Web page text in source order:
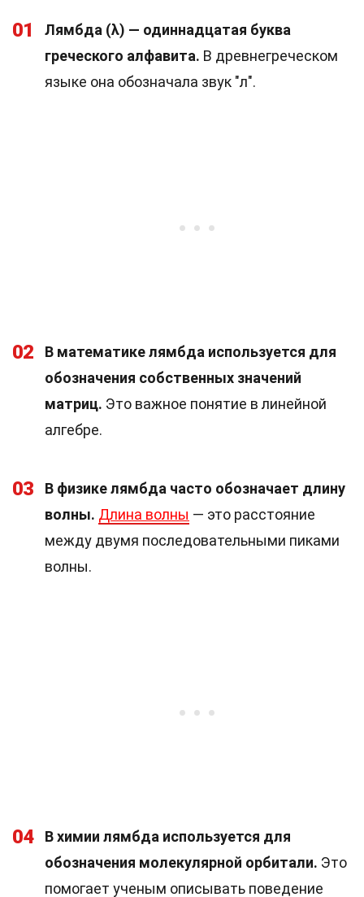
01
Лямбда (λ) — одиннадцатая буква
греческого алфавита. В древнегреческом
языке она обозначала звук "л".
02
В математике лямбда используется для
обозначения собственных значений
матриц. Это важное понятие в линейной
алгебре.
03
В физике лямбда часто обозначает длину
волны. Длина волны — это расстояние
между двумя последовательными пиками
волны.
04
В химии лямбда используется для
обозначения молекулярной орбитали. Это
помогает ученым описывать поведение